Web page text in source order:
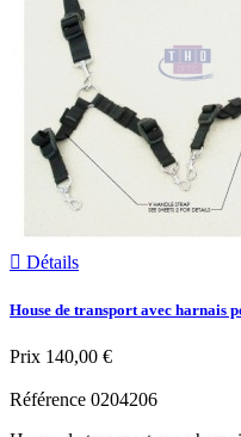
 Détails
House de transport avec harnais
Prix 140,00 €
Référence 0204206